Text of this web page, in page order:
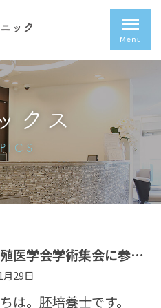
クス
日本生殖医学会学術集会に参加、発表を行いました
月29日
は。胚培養士です。